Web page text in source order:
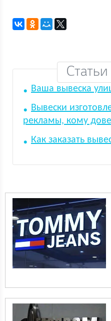
Ваша вывеска
Вывески
рекламы, кому
Как заказать